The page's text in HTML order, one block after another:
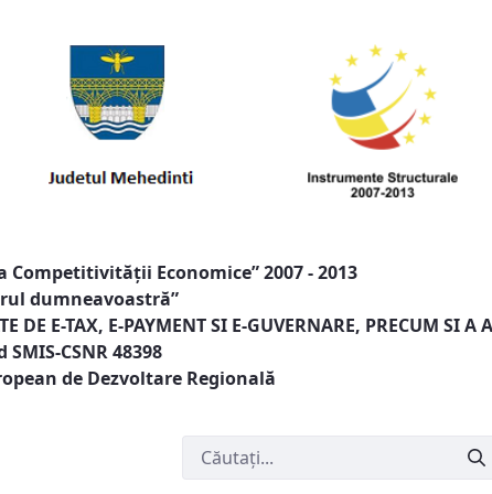
Economice” 2007 - 2013
dumneavoastră”
E-TAX, E-PAYMENT SI E-GUVERNARE, PRECUM SI
SMIS-CSNR 48398
de Dezvoltare Regională